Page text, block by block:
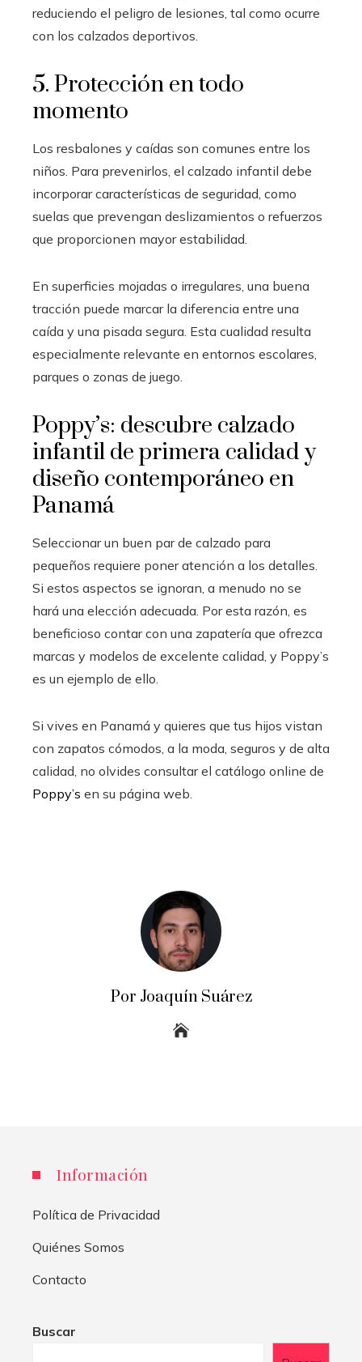
reduciendo el peligro de lesiones, tal como ocurre
con los calzados deportivos.
5. Protección en todo
momento
Los resbalones y caídas son comunes entre los
niños. Para prevenirlos, el calzado infantil debe
incorporar características de seguridad, como
suelas que prevengan deslizamientos o refuerzos
que proporcionen mayor estabilidad.
En superficies mojadas o irregulares, una buena
tracción puede marcar la diferencia entre una
caída y una pisada segura. Esta cualidad resulta
especialmente relevante en entornos escolares,
parques o zonas de juego.
Poppy’s: descubre calzado
infantil de primera calidad y
diseño contemporáneo en
Panamá
Seleccionar un buen par de calzado para
pequeños requiere poner atención a los detalles.
Si estos aspectos se ignoran, a menudo no se
hará una elección adecuada. Por esta razón, es
beneficioso contar con una zapatería que ofrezca
marcas y modelos de excelente calidad, y Poppy’s
es un ejemplo de ello.
Si vives en Panamá y quieres que tus hijos vistan
con zapatos cómodos, a la moda, seguros y de alta
calidad, no olvides consultar el catálogo online de
Poppy’s en su página web.
Por Joaquín Suárez
Información
Política de Privacidad
Quiénes Somos
Contacto
Buscar